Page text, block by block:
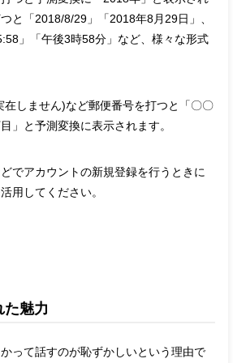
と「2018/8/29」「2018年8月29日」、
」「午後3時58分」など、様々な形式
しません)など郵便番号を打つと「〇〇
」と予測変換に表示されます。
でアカウントの新規登録を行うときに
用してください。
魅力
って話すのが恥ずかしいという理由で